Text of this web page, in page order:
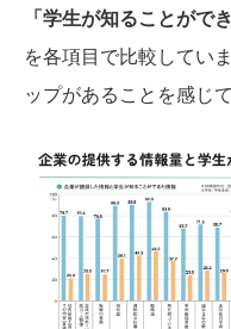
「学生が知ることがで
を各項目で比較してい
ップがあることを感じ